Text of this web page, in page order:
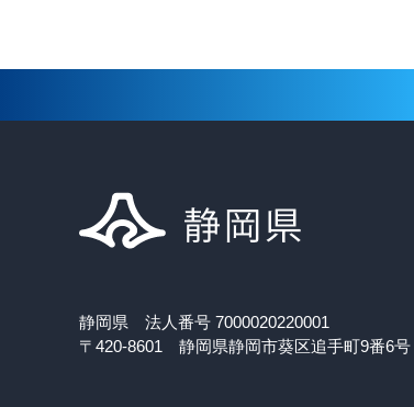
静岡県 法人番号 7000020220001
〒420-8601 静岡県静岡市葵区追手町9番6号